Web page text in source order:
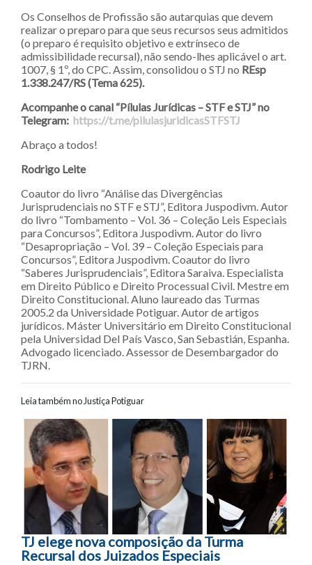
Os Conselhos de Profissão são autarquias que devem
realizar o preparo para que seus recursos seus admitidos
(o preparo é requisito objetivo e extrínseco de
admissibilidade recursal), não sendo-lhes aplicável o art.
1007, § 1º, do CPC. Assim, consolidou o STJ no REsp
1.338.247/RS(Tema 625).
Acompanhe o canal “Pílulas Jurídicas – STF e STJ” no
Telegram: https://t.me/pilulasjuridicasSTFSTJ
Abraço a todos!
Rodrigo Leite
Coautor do livro “Análise das Divergências
Jurisprudenciais no STF e STJ”, Editora Juspodivm. Autor
do livro “Tombamento – Vol. 36 – Coleção Leis Especiais
para Concursos”, Editora Juspodivm. Autor do livro
“Desapropriação – Vol. 39 – Coleção Especiais para
Concursos”, Editora Juspodivm. Coautor do livro
“Saberes Jurisprudenciais”, Editora Saraiva. Especialista
em Direito Público e Direito Processual Civil. Mestre em
Direito Constitucional. Aluno laureado das Turmas
2005.2 da Universidade Potiguar. Autor de artigos
jurídicos. Máster Universitário em Direito Constitucional
pela Universidad Del País Vasco, San Sebastián, Espanha.
Advogado licenciado. Assessor de Desembargador do
TJRN.
Leia também no Justiça Potiguar
Navegação entre posts
TJ elege nova composição da Turma
Recursal dos Juizados Especiais